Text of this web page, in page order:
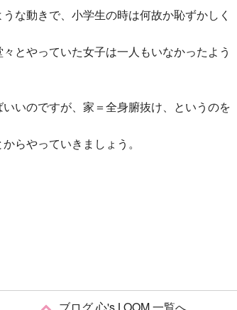
な動きで、小学生の時は何故か恥ずかしく
とやっていた女子は一人もいなかったよう
いのですが、家＝全身腑抜け、というのを
らやっていきましょう。